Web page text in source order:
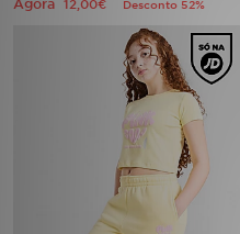
Agora 12,00€ Desconto 52%
TRABALHA CONNOSCO